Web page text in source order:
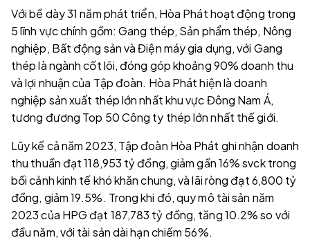
Với bề dày 31 năm phát triển, Hòa Phát hoạt động trong
5 lĩnh vực chính gồm: Gang thép, Sản phẩm thép, Nông
nghiệp, Bất động sản và Điện máy gia dụng, với Gang
thép là ngành cốt lõi, đóng góp khoảng 90% doanh thu
và lợi nhuận của Tập đoàn. Hòa Phát hiện là doanh
nghiệp sản xuất thép lớn nhất khu vực Đông Nam Á,
tương đương Top 50 Công ty thép lớn nhất thế giới.
Lũy kế cả năm 2023, Tập đoàn Hòa Phát ghi nhận doanh
thu thuần đạt 118,953 tỷ đồng, giảm gần 16% svck trong
bối cảnh kinh tế khó khăn chung, và lãi ròng đạt 6,800 tỷ
đồng, giảm 19.5%. Trong khi đó, quy mô tài sản năm
2023 của HPG đạt 187,783 tỷ đồng, tăng 10.2% so với
đầu năm, với tài sản dài hạn chiếm 56%.